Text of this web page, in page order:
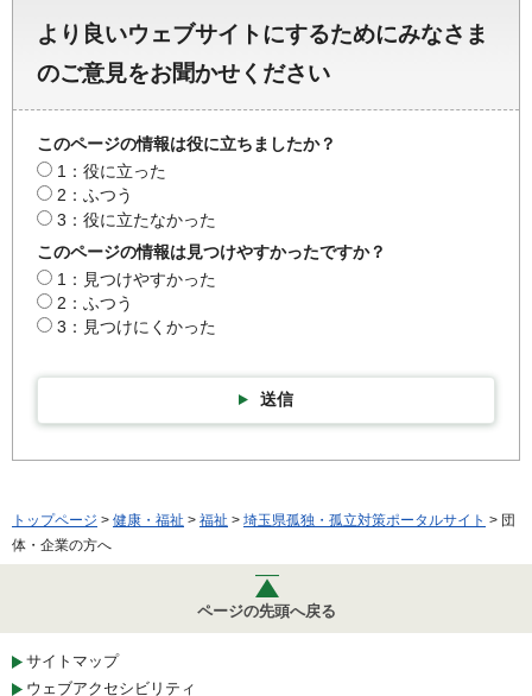
より良いウェブサイトにするためにみなさま
のご意見をお聞かせください
このページの情報は役に立ちましたか？
1：役に立った
2：ふつう
3：役に立たなかった
このページの情報は見つけやすかったですか？
1：見つけやすかった
2：ふつう
3：見つけにくかった
送信
トップページ > 健康・福祉 > 福祉 > 埼玉県孤独・孤立対策ポータルサイト > 団
体・企業の方へ
ページの先頭へ戻る
サイトマップ
ウェブアクセシビリティ